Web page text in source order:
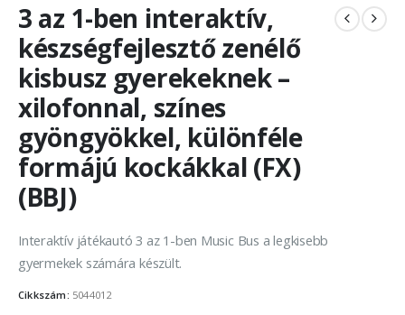
3 az 1-ben interaktív,
készségfejlesztő zenélő
kisbusz gyerekeknek –
xilofonnal, színes
gyöngyökkel, különféle
formájú kockákkal (FX)
(BBJ)
Interaktív játékautó 3 az 1-ben Music Bus a legkisebb
gyermekek számára készült.
Cikkszám: 5044012